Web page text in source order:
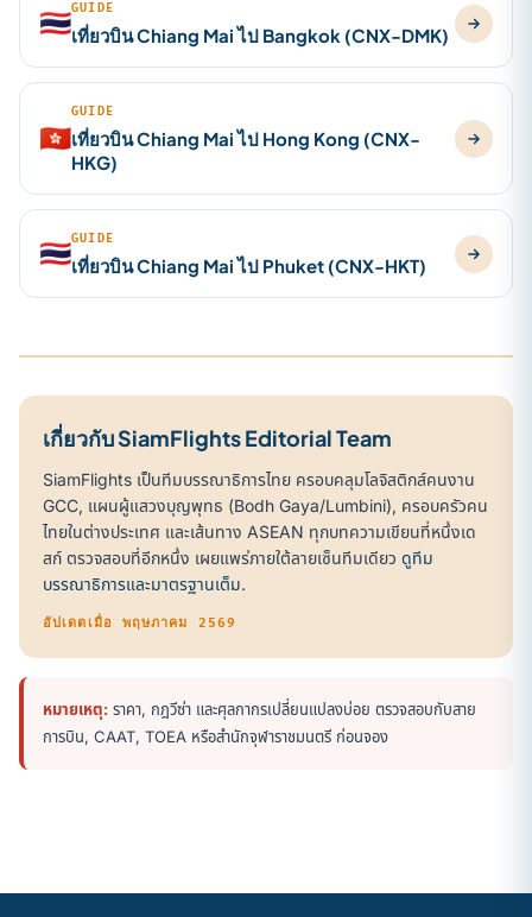
🇹🇭GUIDE
เที่ยวบิน Chiang Mai ไป Bangkok (CNX-DMK)
🇭🇰
GUIDE
เที่ยวบิน Chiang Mai ไป Hong Kong (CNX-
HKG)
🇹🇭GUIDE
เที่ยวบิน Chiang Mai ไป Phuket (CNX-HKT)
เกี่ยวกับ SiamFlights Editorial Team
SiamFlights เป็นทีมบรรณาธิการไทย ครอบคลุมโลจิสติกส์คนงาน
GCC, แผนผู้แสวงบุญพุทธ (Bodh Gaya/Lumbini), ครอบครัวคน
ไทยในต่างประเทศ และเส้นทาง ASEAN ทุกบทความเขียนที่หนึ่งเด
สก์ ตรวจสอบที่อีกหนึ่ง เผยแพร่ภายใต้ลายเซ็นทีมเดียว ดูทีม
บรรณาธิการและมาตรฐานเต็ม.
อัปเดตเมื่อ พฤษภาคม 2569
หมายเหตุ: ราคา, กฎวีซ่า และศุลกากรเปลี่ยนแปลงบ่อย ตรวจสอบกับสาย
การบิน, CAAT, TOEA หรือสำนักจุฬาราชมนตรี ก่อนจอง